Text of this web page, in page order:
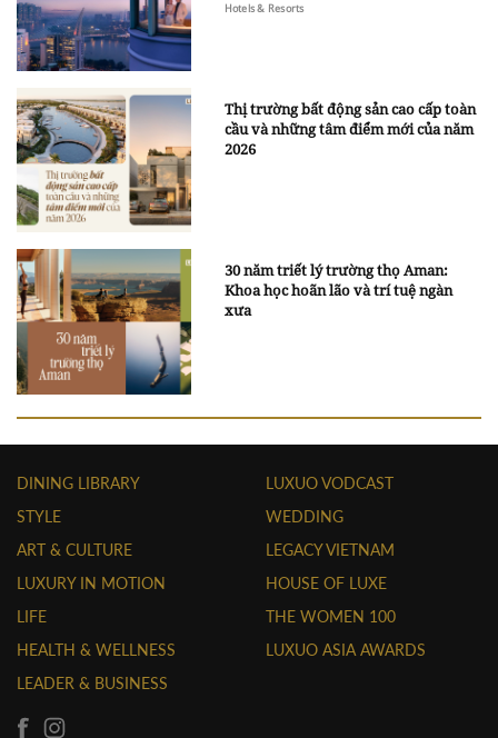
Hotels & Resorts
Thị trường bất động sản cao cấp toàn
cầu và những tâm điểm mới của năm
2026
30 năm triết lý trường thọ Aman:
Khoa học hoãn lão và trí tuệ ngàn
xưa
DINING LIBRARY
STYLE
ART & CULTURE
LUXURY IN MOTION
LIFE
HEALTH & WELLNESS
LEADER & BUSINESS
LUXUO VODCAST
WEDDING
LEGACY VIETNAM
HOUSE OF LUXE
THE WOMEN 100
LUXUO ASIA AWARDS